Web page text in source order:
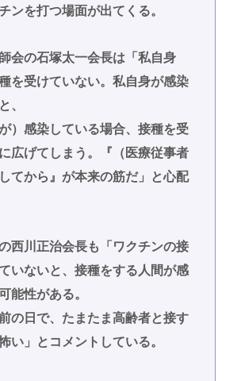
ンを打つ場面が出てくる。
会の石塚太一会長は「私自身
を受けていない。私自身が感染
、
）感染している場合、接種を受
広げてしまう。『（医療従事者
てから』が本来の筋だ」と心配
西川正治会長も「ワクチンの接
いないと、接種をする人間が感
能性がある。
の日で、たまたま高齢者と接す
い」とコメントしている。